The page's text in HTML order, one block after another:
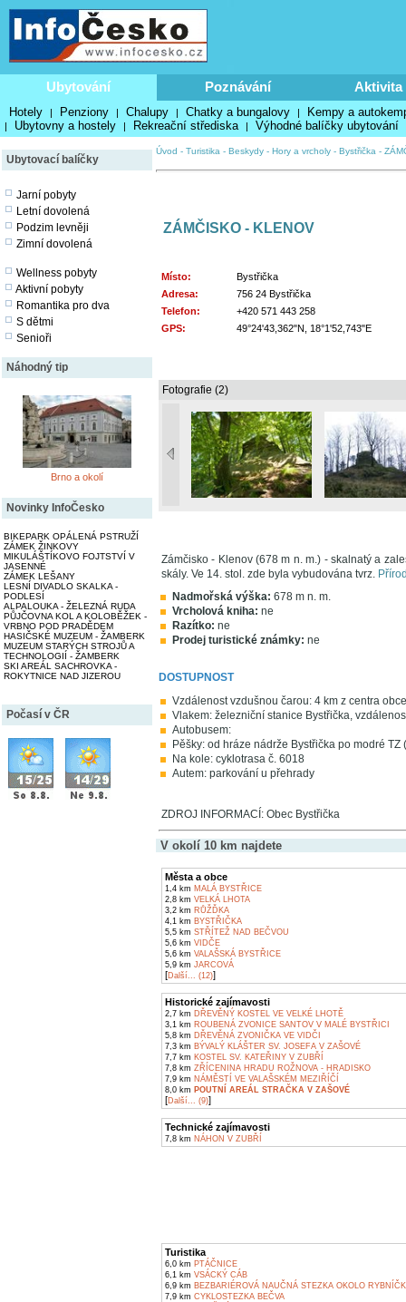
Ubytování Poznávání Aktivita
Hotely | Penziony | Chalupy | Chatky a bungalovy | Kempy a
| Ubytovny a hostely | Rekreační střediska | Výhodné balíčky ubytování
Ubytovací balíčky
Jarní pobyty
Letní dovolená
Podzim levněji
Zimní dovolená
Wellness pobyty
Aktivní pobyty
Romantika pro dva
S dětmi
Senioři
Náhodný tip
Brno a okolí
Novinky InfoČesko
BIKEPARK OPÁLENÁ PSTRUŽÍ
ZÁMEK ŽINKOVY
MIKULÁŠTÍKOVO FOJTSTVÍ V
JASENNÉ
ZÁMEK LEŠANY
LESNÍ DIVADLO SKALKA -
PODLESÍ
ALPALOUKA - ŽELEZNÁ RUDA
PŮJČOVNA KOL A KOLOBĚŽEK -
VRBNO POD PRADĚDEM
HASIČSKÉ MUZEUM - ŽAMBERK
MUZEUM STARÝCH STROJŮ A
TECHNOLOGIÍ - ŽAMBERK
SKI AREÁL SACHROVKA -
ROKYTNICE NAD JIZEROU
Počasí v ČR
Úvod - Turistika - Beskydy - Hory a vrcholy - Bystřička -
ZÁMČISKO - KLENOV
Místo:
Bystřička
Adresa:
756 24 Bystřička
Telefon:
+420 571 443 258
GPS:
49°24'43,362"N, 18°1'52,743"E
Fotografie (2)
Zámčisko - Klenov (678 m n. m.) - skalnatý a
skály. Ve 14. stol. zde byla vybudována tvrz.
Nadmořská výška: 678 m n. m.
Vrcholová kniha: ne
Razítko: ne
Prodej turistické známky: ne
DOSTUPNOST
Vzdálenost vzdušnou čarou: 4 km z centra
Vlakem: železniční stanice Bystřička,
Autobusem:
Pěšky: od hráze nádrže Bystřička po modré
Na kole: cyklotrasa č. 6018
Autem: parkování u přehrady
ZDROJ INFORMACÍ: Obec Bystřička
V okolí 10 km najdete
Města a obce
1,4 km MALÁ BYSTŘICE
2,8 km VELKÁ LHOTA
3,2 km RŮŽĎKA
4,1 km BYSTŘIČKA
5,5 km STŘÍTEŽ NAD BEČVOU
5,6 km VIDČE
5,6 km VALAŠSKÁ BYSTŘICE
5,9 km JARCOVÁ
[Další... (12)]
Historické zajímavosti
2,7 km DŘEVĚNÝ KOSTEL VE VELKÉ LHOTĚ
3,1 km ROUBENÁ ZVONICE SANTOV V MALÉ BYSTŘICI
5,8 km DŘEVĚNÁ ZVONIČKA VE VIDČI
7,3 km BÝVALÝ KLÁŠTER SV. JOSEFA V ZAŠOVÉ
7,7 km KOSTEL SV. KATEŘINY V ZUBŘÍ
7,8 km ZŘÍCENINA HRADU ROŽNOVA - HRADISKO
7,9 km NÁMĚSTÍ VE VALAŠSKÉM MEZIŘÍČÍ
8,0 km POUTNÍ AREÁL STRAČKA V ZAŠOVÉ
[Další... (9)]
Technické zajímavosti
7,8 km NÁHON V ZUBŘÍ
Turistika
6,0 km PTÁČNICE
6,1 km VSÁCKÝ CÁB
6,9 km BEZBARIÉROVÁ NAUČNÁ STEZKA OKOLO
7,9 km CYKLOSTEZKA BEČVA